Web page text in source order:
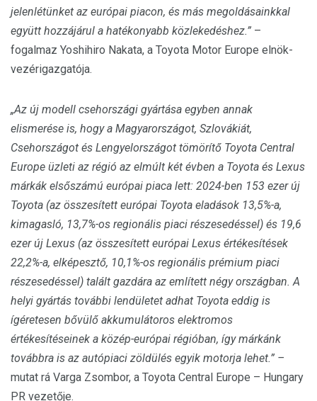
jelenlétünket az európai piacon, és más megoldásainkkal
együtt hozzájárul a hatékonyabb közlekedéshez.” –
fogalmaz Yoshihiro Nakata, a Toyota Motor Europe elnök-
vezérigazgatója.
„Az új modell csehországi gyártása egyben annak
elismerése is, hogy a Magyarországot, Szlovákiát,
Csehországot és Lengyelországot tömörítő Toyota Central
Europe üzleti az régió az elmúlt két évben a Toyota és Lexus
márkák elsőszámú európai piaca lett: 2024-ben 153 ezer új
Toyota (az összesített európai Toyota eladások 13,5%-a,
kimagasló, 13,7%-os regionális piaci részesedéssel) és 19,6
ezer új Lexus (az összesített európai Lexus értékesítések
22,2%-a, elképesztő, 10,1%-os regionális prémium piaci
részesedéssel) talált gazdára az említett négy országban. A
helyi gyártás további lendületet adhat Toyota eddig is
ígéretesen bővülő akkumulátoros elektromos
értékesítéseinek a közép-európai régióban, így márkánk
továbbra is az autópiaci zöldülés egyik motorja lehet.” –
mutat rá Varga Zsombor, a Toyota Central Europe – Hungary
PR vezetője.